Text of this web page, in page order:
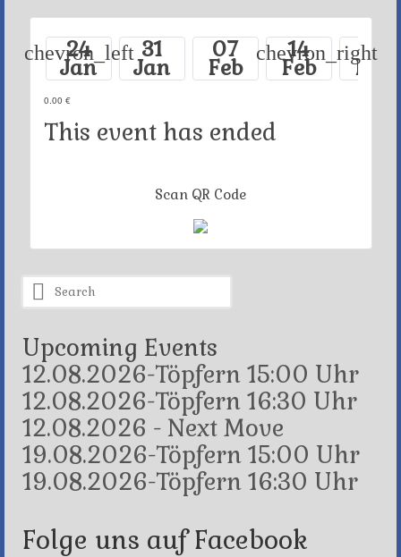
24
Jan
31
Jan
07
Feb
14
Feb
21
Feb
chevron_left chevron_right
0.00 €
This event has ended
Scan QR Code
Search
for:
Upcoming Events
12.08.2026-Töpfern 15:00 Uhr
12.08.2026-Töpfern 16:30 Uhr
12.08.2026 - Next Move
19.08.2026-Töpfern 15:00 Uhr
19.08.2026-Töpfern 16:30 Uhr
Folge uns auf Facebook